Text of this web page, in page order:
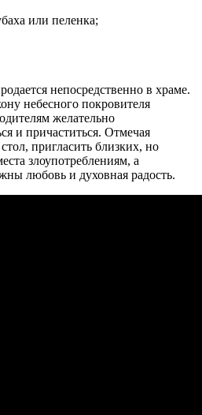
или пеленка;
непосредственно в храме.
небесного покровителя
желательно
и причаститься. Отмечая
пригласить близких, но
злоупотреблениям, а
любовь и духовная радость.